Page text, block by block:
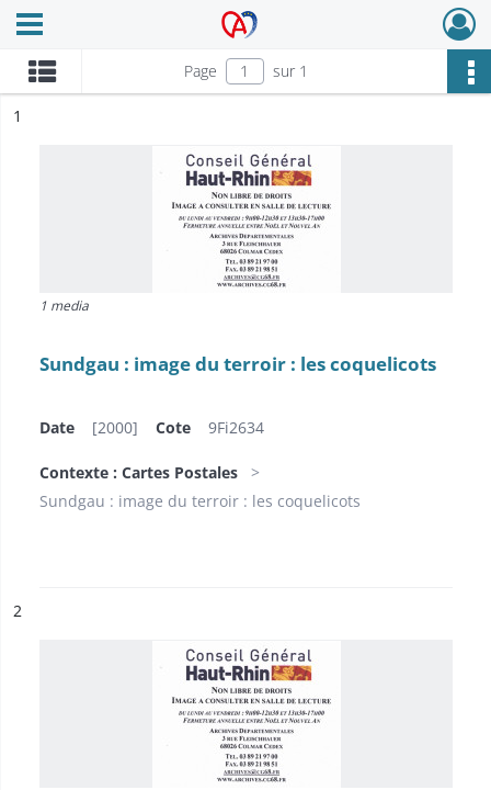
Archives Alsace - Colmar
Ouvrir le menu déroulant
Page sur 1
n°
1
1 media
Sundgau : image du terroir : les coquelicots
Date [2000] Cote 9Fi2634
Contexte : Cartes Postales
Sundgau : image du terroir : les coquelicots
n°
2